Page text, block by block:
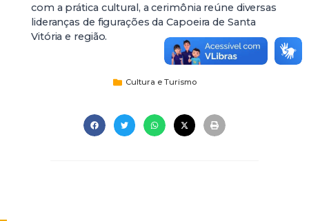
com a prática cultural, a cerimônia reúne diversas
lideranças de figurações da Capoeira de Santa
Vitória e região.
Cultura e Turismo